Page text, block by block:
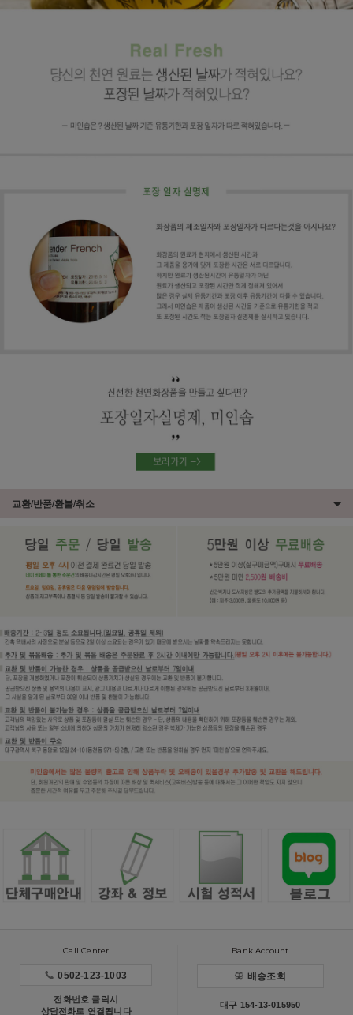
교환/반품/환불/취소
Call Center
0502-123-1003
전화번호 클릭시
상담전화로 연결됩니다
Bank Account
배송조회
대구 154-13-015950